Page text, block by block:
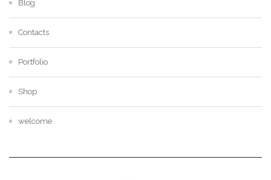
Blog
Contacts
Portfolio
Shop
welcome